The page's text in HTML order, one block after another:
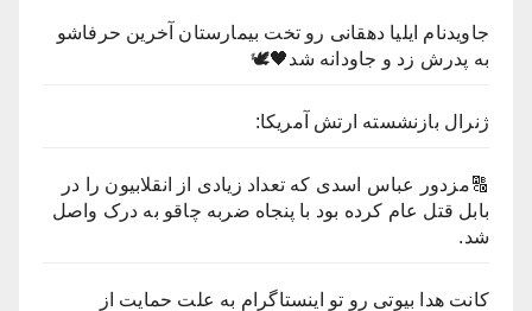
جاویدنام ایلیا دهقانی رو تخت بیمارستان آخرین حرفاشو
به پدرش زد و جاودانه شد🖤🕊
ژنرال بازنشسته ارتش آمریکا:
🔠مزدور عباس اسدی که تعداد زیادی از انقلابیون را در
بابل قتل عام کرده بود با پنجاه ضربه چاقو به درک واصل
شد.
کانت هدا بیوتی رو تو اینستاگرام به علت حمایت از